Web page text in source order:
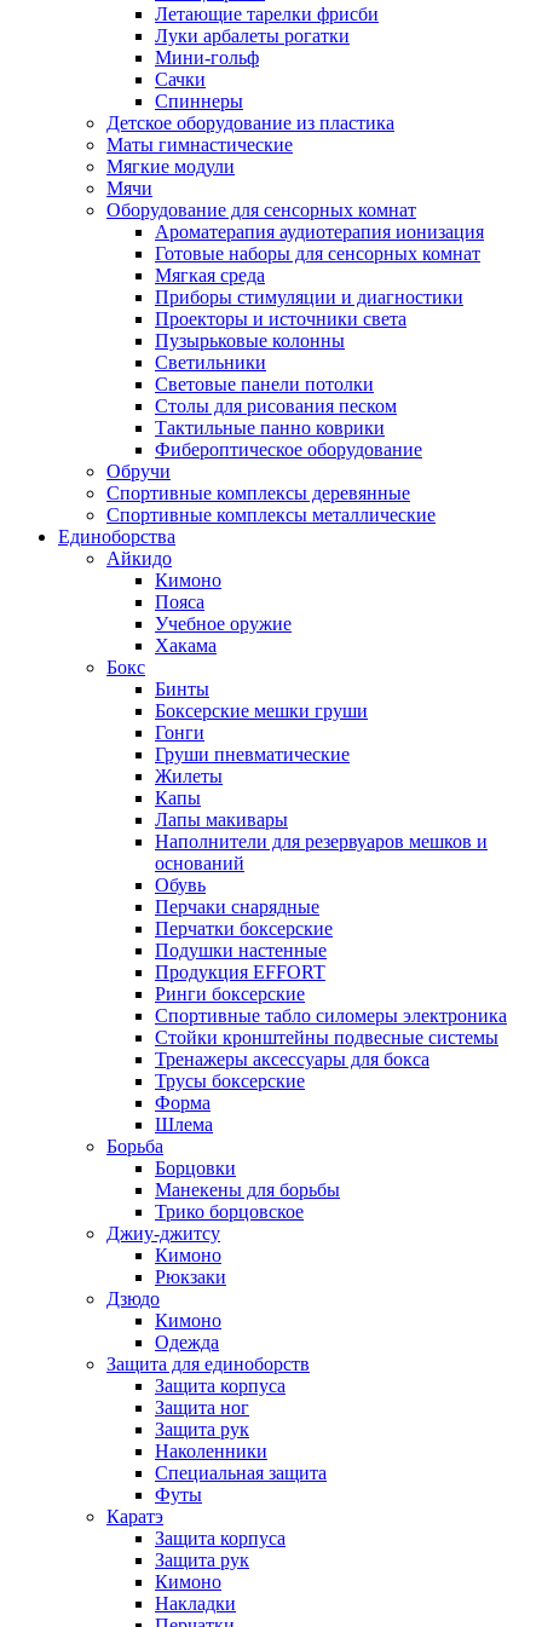
Летающие тарелки фрисби
Луки арбалеты рогатки
Мини-гольф
Сачки
Спиннеры
Детское оборудование из пластика
Маты гимнастические
Мягкие модули
Мячи
Оборудование для сенсорных комнат
Ароматерапия аудиотерапия ионизация
Готовые наборы для сенсорных комнат
Мягкая среда
Приборы стимуляции и диагностики
Проекторы и источники света
Пузырьковые колонны
Светильники
Световые панели потолки
Столы для рисования песком
Тактильные панно коврики
Фибероптическое оборудование
Обручи
Спортивные комплексы деревянные
Спортивные комплексы металлические
Единоборства
Айкидо
Кимоно
Пояса
Учебное оружие
Хакама
Бокс
Бинты
Боксерские мешки груши
Гонги
Груши пневматические
Жилеты
Капы
Лапы макивары
Наполнители для резервуаров мешков и
оснований
Обувь
Перчаки снарядные
Перчатки боксерские
Подушки настенные
Продукция EFFORT
Ринги боксерские
Спортивные табло силомеры электроника
Стойки кронштейны подвесные системы
Тренажеры аксессуары для бокса
Трусы боксерские
Форма
Шлема
Борьба
Борцовки
Манекены для борьбы
Трико борцовское
Джиу-джитсу
Кимоно
Рюкзаки
Дзюдо
Кимоно
Одежда
Защита для единоборств
Защита корпуса
Защита ног
Защита рук
Наколенники
Специальная защита
Футы
Каратэ
Защита корпуса
Защита рук
Кимоно
Накладки